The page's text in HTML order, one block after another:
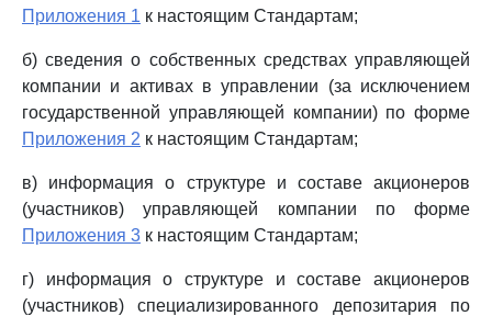
Приложения 1 к настоящим Стандартам;
б) сведения о собственных средствах управляющей
компании и активах в управлении (за исключением
государственной управляющей компании) по форме
Приложения 2 к настоящим Стандартам;
в) информация о структуре и составе акционеров
(участников) управляющей компании по форме
Приложения 3 к настоящим Стандартам;
г) информация о структуре и составе акционеров
(участников) специализированного депозитария по